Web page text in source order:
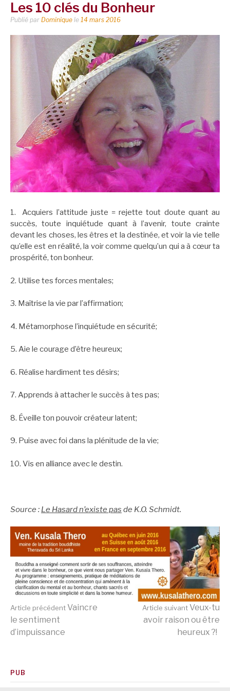
Les 10 clés du Bonheur
Publié par Dominique le 14 mars 2016
1. Acquiers l’attitude juste = rejette tout doute quant au
succès, toute inquiétude quant à l’avenir, toute crainte
devant les choses, les êtres et la destinée, et voir la vie telle
qu’elle est en réalité, la voir comme quelqu’un qui a à cœur ta
prospérité, ton bonheur.
2. Utilise tes forces mentales;
3. Maîtrise la vie par l’affirmation;
4. Métamorphose l’inquiétude en sécurité;
5. Aie le courage d’être heureux;
6. Réalise hardiment tes désirs;
7. Apprends à attacher le succès à tes pas;
8. Éveille ton pouvoir créateur latent;
9. Puise avec foi dans la plénitude de la vie;
10. Vis en alliance avec le destin.
Source : Le Hasard n’existe pas de K.O. Schmidt.
Lire
suite
Article précédent Vaincre
le sentiment
d’impuissance
Article suivant Veux-tu
avoir raison ou être
heureux ?!
PUB